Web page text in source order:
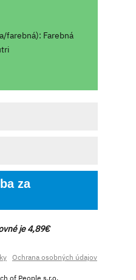
farebná): Farebná
za
je 4,89€
Ochrana osobných údajov
of People s.r.o.